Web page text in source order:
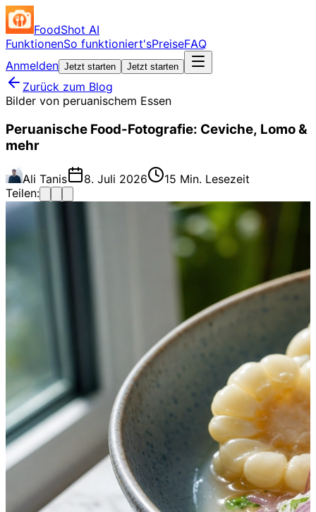
FoodShot AI
FunktionenSo funktioniert'sPreiseFAQ
Anmelden Jetzt starten Jetzt starten
Zurück zum Blog
Bilder von peruanischem Essen
Peruanische Food-Fotografie: Ceviche, Lomo &
mehr
Ali Tanis 8. Juli 2026
15 Min. Lesezeit
Teilen: